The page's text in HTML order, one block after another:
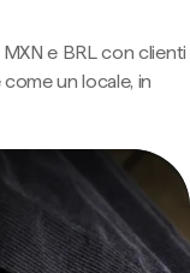
e BRL con clienti
un locale, in